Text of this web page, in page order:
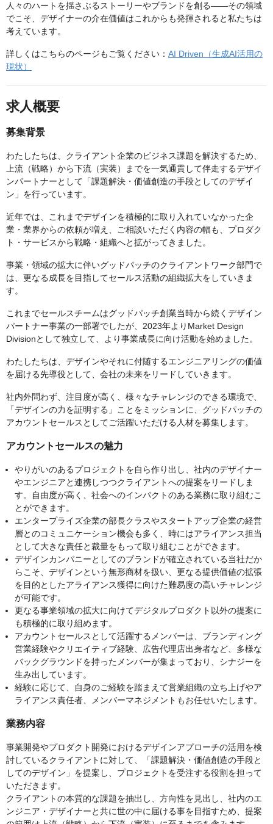
人々のハートを揺さぶるストーリーやブランドを創る——その領域
でこそ、デザイナーの介在価値はこれからも発揮されると私たちは
考えています。
詳しくはこちらのページもご覧ください： AI Driven（生成AI活用の
現状）
求人概要
募集背景
わたしたちは、クライアント企業のビジネス課題を解決するため、
上流（戦略）から下流（実装）までを一気通貫して伴走するデザイ
ンパートナーとして「課題解決・価値創造の手段としてのデザイ
ン」を行っています。
近年では、これまでデザインを積極的に取り入れていなかった企
業・業界からの依頼が増え、ご相談いただく内容の幅も、プロダク
ト・サービスから戦略・組織へと拡がってきました。
事業・領域の拡大に伴いグッドパッチのクライアントワーク部門で
は、更なる成長を目指してセールス活動の組織拡大をしていきま
す。
これまでセールスチームはグッドパッチ創業当時から続くデザイン
パートナー事業の一部署でしたが、2023年よりMarket Design
Divisionとして独立して、より事業成長に向け活動を始めました。
わたしたちは、デザインやそれに付随するエンジニアリングの価値
を届ける先導役として、会社の未来をリードしていきます。
社内外問わず、注目度が高く、様々なチャレンジのできる環境で、
「デザインの力を証明する」ことをミッションに、グッドパッチの
アカウントセールスとしてご活躍いただける人材を募集します。
アカウントセールスの魅力
やりがいのあるプロジェクトを自ら作り出し、社内のデザイナー
やエンジニアと連携しつつクライアントへの提案をリードしま
す。自由度が高く、社会へのインパクトのある業務に取り組むこ
とができます。
エンタープライズ企業の部長クラスやスタートアップ企業の経営
層とのコミュニケーション機会も多く、時にはアライアンス担当
として大きな責任と裁量をもって取り組むことができます。
デザインカンパニーとしてのブランドが確立されている当社だか
らこそ、デザインという無形商材を扱い、更なる提供価値の拡張
を目的としたアライアンス獲得に向けた難易度の高いチャレンジ
が可能です。
更なる事業領域の拡大に向けてデジタルプロダクト以外の提案に
も積極的に取り組めます。
アカウントセールスとして活躍するメンバーは、ブランディング
営業経験やクリエイティブ経験、広告代理店出身者など、多様な
バックグラウンドを持ったメンバーが集まっており、シナジーを
生み出しています。
経験に応じて、自身のご経験を踏まえて営業組織の立ち上げやア
ライアンス責任者、メンバーマネジメントもお任せいたします。
業務内容
事業開発やプロダクト開発におけるデザインアプローチの活用を検
討しているクライアントに対して、「課題解決・価値創造の手段と
してのデザイン」を提案し、プロジェクトを受注する役割を担って
いただきます。
クライアントの本質的な課題を抽出し、方向性を見出し、社内のエ
ンジニア・デザイナーと共に世の中に届ける事を目指すため、提案